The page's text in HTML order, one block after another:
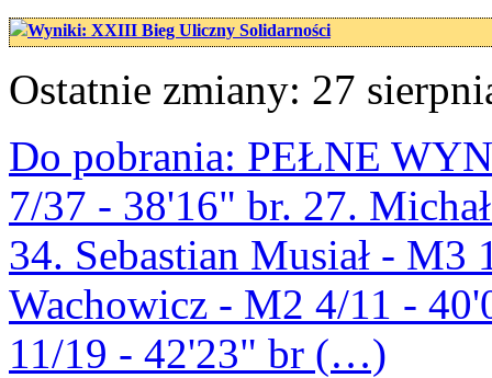
Wyniki: XXIII Bieg Uliczny Solidarności
Ostatnie zmiany: 27
Do pobrania: PEŁNE
7/37 - 38'16" br. 27.
34. Sebastian Musiał -
Wachowicz - M2 4/11 -
11/19 - 42'23" br (…)